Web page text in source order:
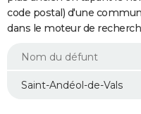
HIGH-TECH
Mobiles
Meilleur smartphone
Internet
Ordinateurs
Jeux vidéo
Guide high-tech
+
BRICOLAGE
Forum
Aménagement intérieur
Extérieur
Cuisine
Salle de bains
Jardinage
Rangement
WEEK-END
Guides de France
Escapades
Patrimoine
Expositions
Musées
Week-end nature
LIFESTYLE
code postal) d'une
dans le moteur de